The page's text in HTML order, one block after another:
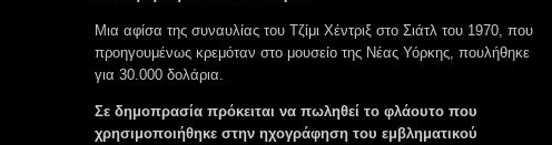
Μια αφίσα της συναυλίας του Τζίμι Χέντριξ στο Σιάτλ του 1970, που
προηγουμένως κρεμόταν στο μουσείο της Νέας Υόρκης, πουλήθηκε
για 30.000 δολάρια.
Σε δημοπρασία πρόκειται να πωληθεί το φλάουτο που
χρησιμοποιήθηκε στην ηχογράφηση του εμβληματικού